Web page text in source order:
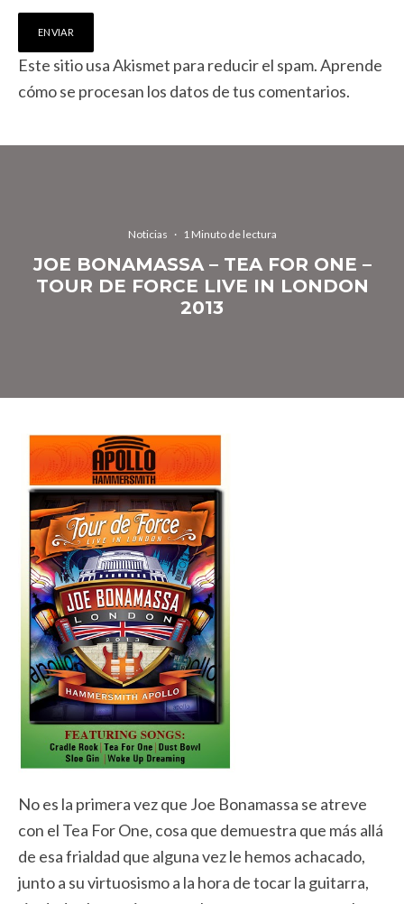
Este sitio usa Akismet para reducir el spam.Aprende
cómo se procesan los datos de tus comentarios.
Noticias · 1 Minuto de lectura
JOE BONAMASSA – TEA FOR ONE –
TOUR DE FORCE LIVE IN LONDON
2013
No es la primera vez que Joe Bonamassa se atreve
con el Tea For One, cosa que demuestra que más allá
de esa frialdad que alguna vez le hemos achacado,
junto a su virtuosismo a la hora de tocar la guitarra,